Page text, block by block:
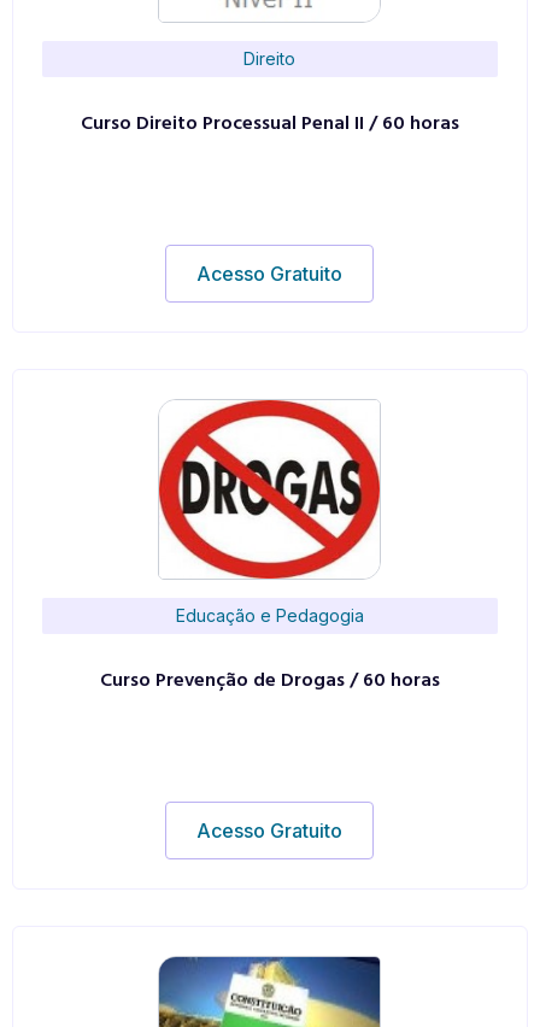
Direito
Curso Direito Processual Penal II / 60 horas
Acesso Gratuito
Educação e Pedagogia
Curso Prevenção de Drogas / 60 horas
Acesso Gratuito